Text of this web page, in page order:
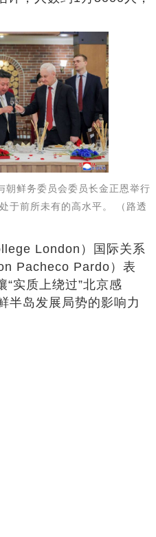
朝鲜务委员会委员长金正恩举行
于前所未有的高水平。 （路透
London）国际关系
Pacheco Pardo）表
“实质上绕过”北京感
半岛发展局势的影响力